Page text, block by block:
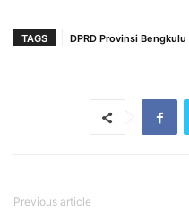
TAGS DPRD Provinsi Bengkulu
Previous article